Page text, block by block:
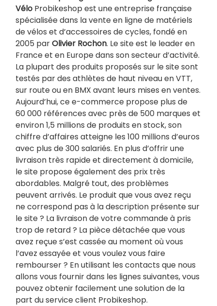
Vélo Probikeshop est une entreprise française
spécialisée dans la vente en ligne de matériels
de vélos et d’accessoires de cycles, fondé en
2005 parOlivier Rochon. Le site est le leader en
France et en Europe dans son secteur d’activité.
La plupart des produits proposés sur le site sont
testés par des athlètes de haut niveau en VTT,
sur route ou en BMX avant leurs mises en ventes.
Aujourd’hui, ce e-commerce propose plus de
60 000 références avec près de 500 marques et
environ 1,5 millions de produits en stock, son
chiffre d’affaires atteigne les 100 millions d’euros
avec plus de 300 salariés. En plus d’offrir une
livraison très rapide et directement à domicile,
le site propose également des prix très
abordables. Malgré tout, des problèmes
peuvent arrivés. Le produit que vous avez reçu
ne correspond pas à la description présente sur
le site ? La livraison de votre commande à pris
trop de retard ? La pièce détachée que vous
avez reçue s’est cassée au moment où vous
l’avez essayée et vous voulez vous faire
rembourser ? En utilisant les contacts que nous
allons vous fournir dans les lignes suivantes, vous
pouvez obtenir facilement une solution de la
part du service client Probikeshop.